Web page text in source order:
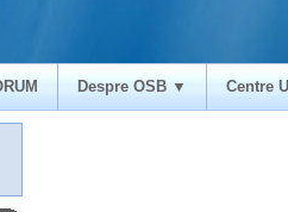
Despre OSB ▼ Centre